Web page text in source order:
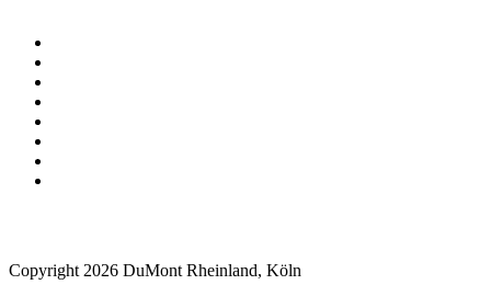
Copyright 2026 DuMont Rheinland, Köln